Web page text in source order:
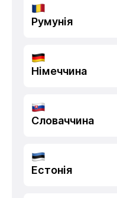
Румунія
Німеччина
Словаччина
Естонія